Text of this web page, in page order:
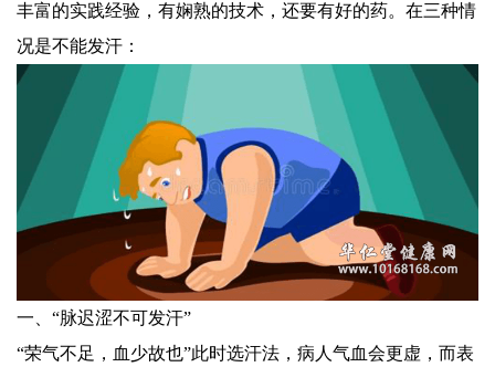
丰富的实践经验，有娴熟的技术，还要有好的药。在三种情
况是不能发汗：
一、“脉迟涩不可发汗”
“荣气不足，血少故也”此时选汗法，病人气血会更虚，而表